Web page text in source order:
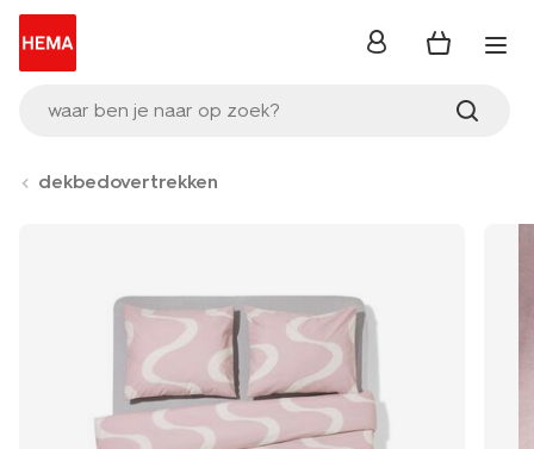
waar ben je naar op zoek?
inloggen
dekbedovertrekken